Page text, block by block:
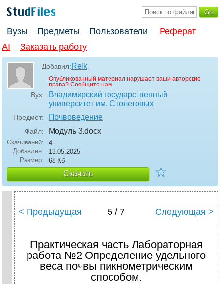
Вузы Предметы Пользователи
Реферат
AI
Заказать работу
Добавил:Relk
Опубликованный материал нарушает ваши авторские
права? Сообщите нам.
Вуз:
Владимирский государственный
университет им. Столетовых
Предмет: Почвоведение
Файл: Модуль 3.docx
Скачиваний:
4
Добавлен:
13.05.2025
Размер:
68 Кб
Скачать ☆
< Предыдущая 5 / 7 Следующая >
Практическая часть Лабораторная
работа №2 Определение удельного
веса почвы пикнометрическим
способом.